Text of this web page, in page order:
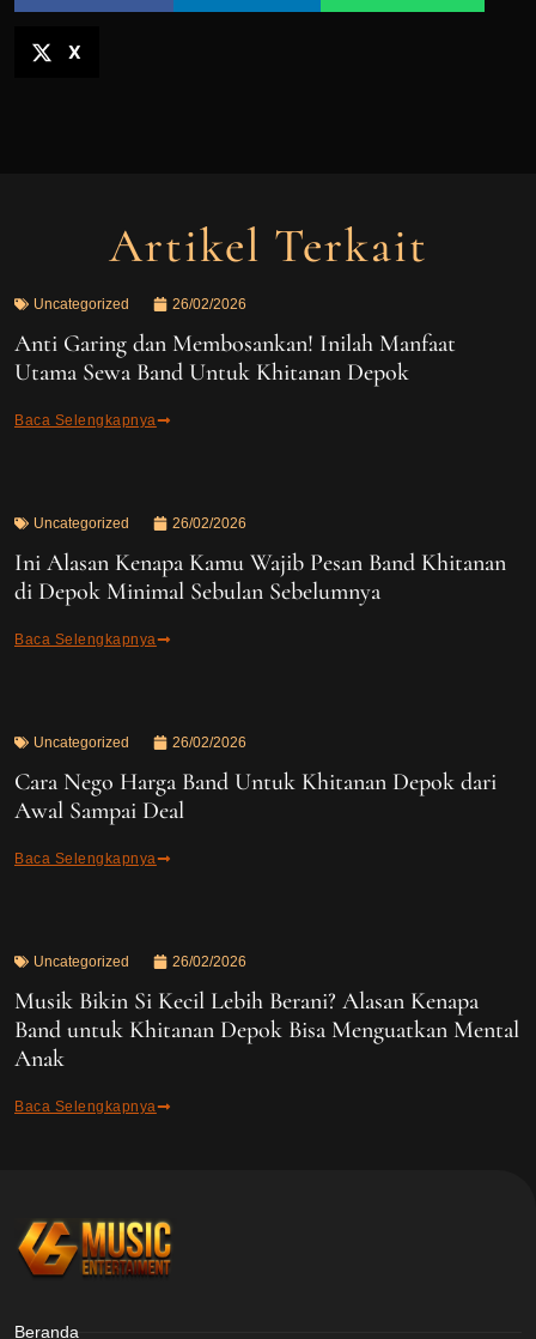
X
Artikel Terkait
Uncategorized 26/02/2026
Anti Garing dan Membosankan! Inilah Manfaat
Utama Sewa Band Untuk Khitanan Depok
Baca Selengkapnya
Uncategorized 26/02/2026
Ini Alasan Kenapa Kamu Wajib Pesan Band Khitanan
di Depok Minimal Sebulan Sebelumnya
Baca Selengkapnya
Uncategorized 26/02/2026
Cara Nego Harga Band Untuk Khitanan Depok dari
Awal Sampai Deal
Baca Selengkapnya
Uncategorized 26/02/2026
Musik Bikin Si Kecil Lebih Berani? Alasan Kenapa
Band untuk Khitanan Depok Bisa Menguatkan Mental
Anak
Baca Selengkapnya
Beranda